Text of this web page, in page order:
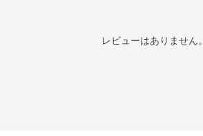
レビューはありません。